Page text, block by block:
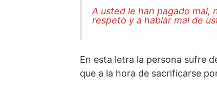
A usted le han pagado mal,
respeto y a hablar mal de
En esta letra la persona sufre
que a la hora de sacrificarse